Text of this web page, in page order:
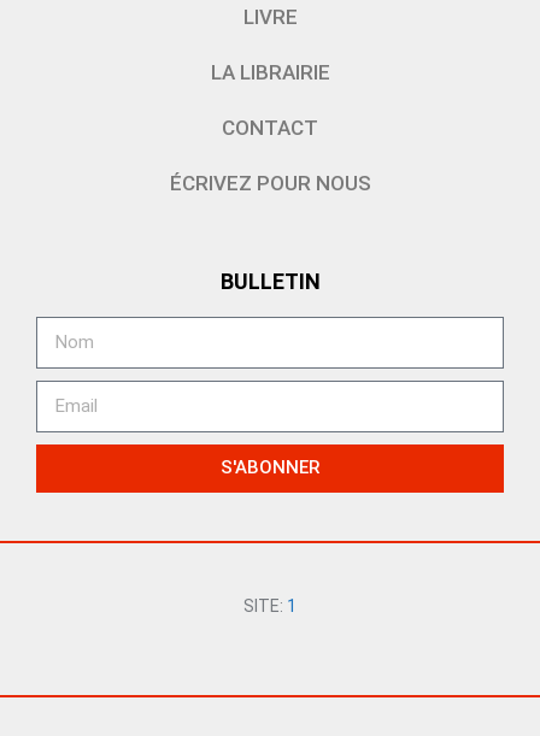
LIVRE
LA LIBRAIRIE
CONTACT
ÉCRIVEZ POUR NOUS
BULLETIN
S'ABONNER
SITE: 1